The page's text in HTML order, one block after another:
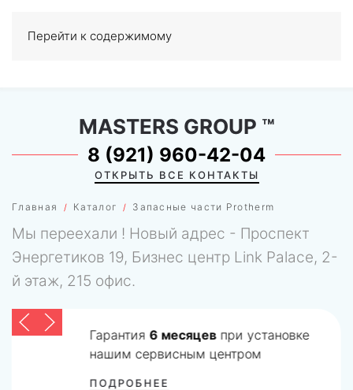
Перейти к содержимому
0
Главная Каталог Запасные части Protherm
MASTERS GROUP ™
8 (921) 960-42-04
ОТКРЫТЬ ВСЕ КОНТАКТЫ
Мы переехали ! Новый адрес - Проспект
Энергетиков 19, Бизнес центр Link Palace, 2-
й этаж, 215 офис.
Гарантия 6 месяцевпри установке
нашим сервисным центром
ПОДРОБНЕЕ